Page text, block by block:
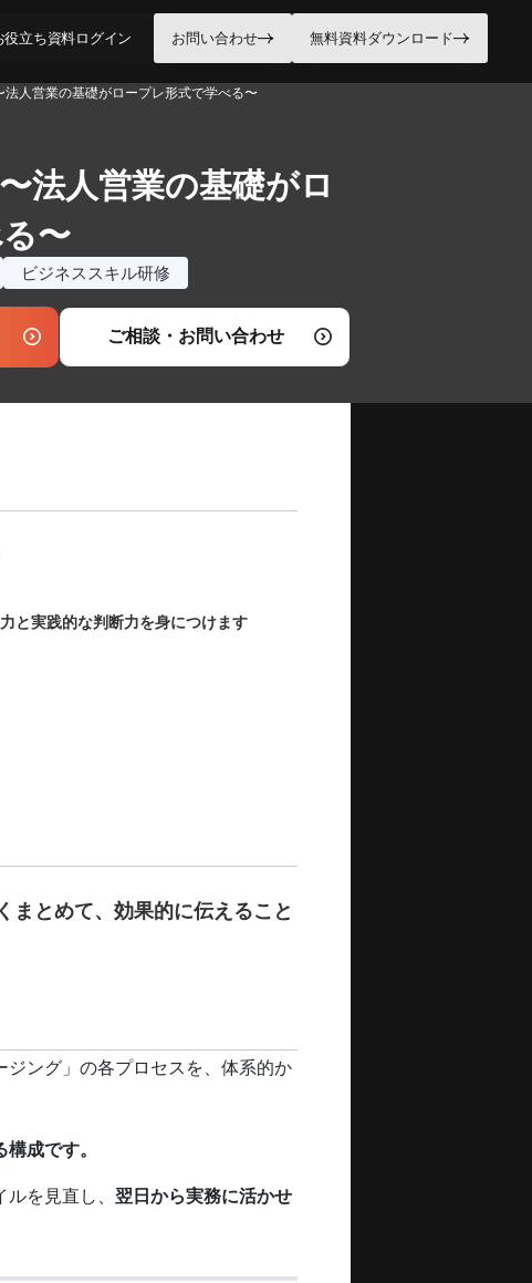
役立ち資料ログイン お問い合わせ 無料資料ダウンロード
法人営業の基礎がロープレ形式で学べる〜
法人営業の基礎がロ
〜
ビジネススキル研修
ご相談・お問い合わせ
と実践的な判断力を身につけます
まとめて、効果的に伝えること
ング」の各プロセスを、体系的か
成です。
を見直し、 翌日から実務に活かせ